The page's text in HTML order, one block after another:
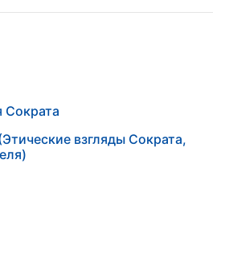
Сократа
взгляды Сократа,